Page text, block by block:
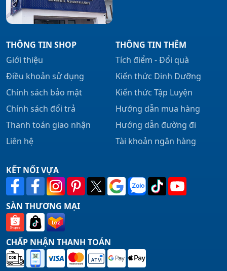
THÔNG TIN SHOP
Giới thiệu
Điều khoản sử dụng
Chính sách bảo mật
Chính sách đổi trả
Thanh toán giao nhận
Liên hệ
THÔNG TIN THÊM
Tích điểm - Đổi quà
Kiến thức Dinh Dưỡng
Kiến thức Tập Luyện
Hướng dẫn mua hàng
Hướng dẫn đường đi
Tài khoản ngân hàng
KẾT NỐI VỰA
SÀN THƯƠNG MẠI
CHẤP NHẬN THANH TOÁN